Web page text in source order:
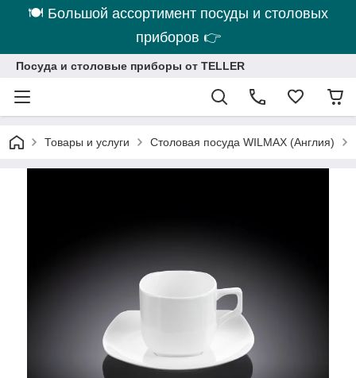
🍽 Большой ассортимент посуды и столовых
приборов 👉
Посуда и столовые приборы от TELLER
Товары и услуги Столовая посуда WILMAX (Англия)